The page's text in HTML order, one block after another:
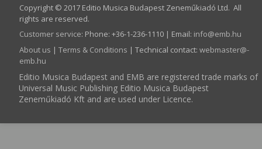
Copyright © 2017 Editio Musica Budapest Zeneműkiadó Ltd. All
rights are reserved.
Customer service: Phone: +36-1-236-1110 | Email: info­@­emb.hu
About us | Terms & Conditions | Technical contact: webmaster­@­
emb.hu
Editio Musica Budapest and EMB are registered trade marks of
Universal Music Publishing Editio Musica Budapest
Zeneműkiadó Kft and are used under Licence.